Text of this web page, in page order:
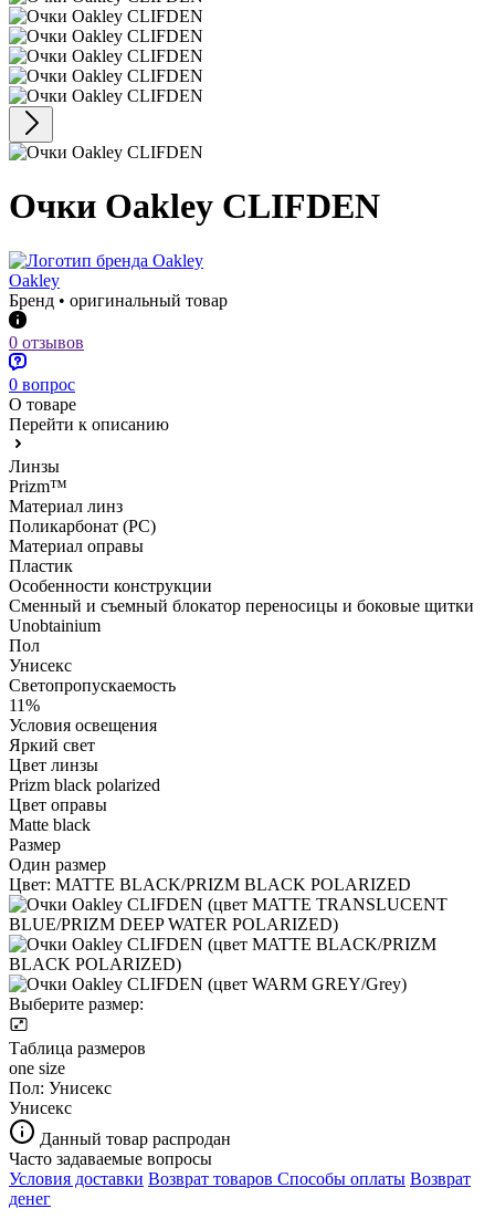
Очки Oakley CLIFDEN
Oakley
Бренд • оригинальный товар
0 отзывов
0 вопрос
О товаре
Перейти к описанию
Линзы
Prizm™
Материал линз
Поликарбонат (PC)
Материал оправы
Пластик
Особенности конструкции
Сменный и съемный блокатор переносицы и боковые щитки
Unobtainium
Пол
Унисекс
Светопропускаемость
11%
Условия освещения
Яркий свет
Цвет линзы
Prizm black polarized
Цвет оправы
Matte black
Размер
Один размер
Цвет: MATTE BLACK/PRIZM BLACK POLARIZED
Выберите размер:
Таблица размеров
one size
Пол: Унисекс
Унисекс
Данный товар распродан
Часто задаваемые вопросы
Условия доставки Возврат товаров Способы оплаты Возврат
денег